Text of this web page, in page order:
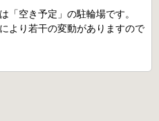
「空き予定」の駐輪場です。
より若干の変動がありますので